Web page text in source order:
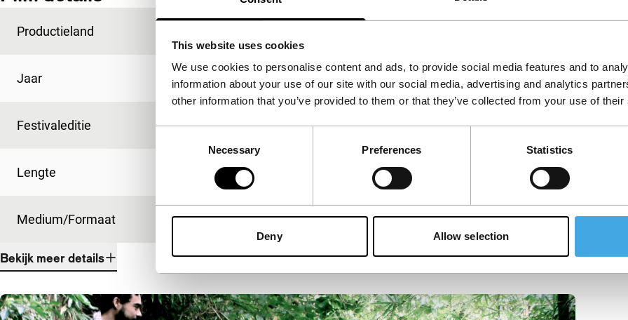
This website uses cookies
We use cookies to personalise content and ads, to provide social media features and to
information about your use of our site with our social media, advertising and analytics
other information that you’ve provided to them or that they’ve collected from your use of
Necessary Preferences Statistics
Deny Allow selection
Productieland
Jaar 2009
Festivaleditie IFFR 2010
Lengte
Medium/Formaat DV cam NTSC
Bekijk meer details